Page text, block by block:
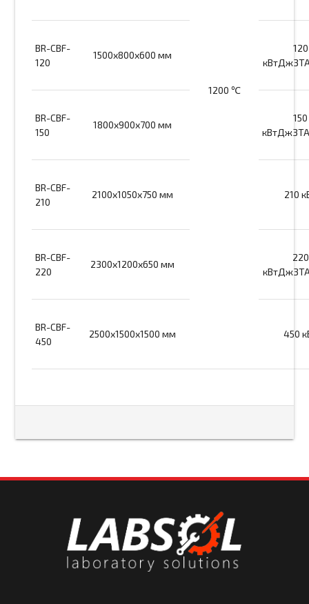
1200 ℃
BR-CBF-
120
1500х800х600 мм
120
BR-CBF-
150
1800х900х700 мм
150
BR-CBF-
210
2100х1050х750 мм 210
BR-CBF-
220
2300х1200х650 мм
220
BR-CBF-
450
2500х1500х1500 мм 450